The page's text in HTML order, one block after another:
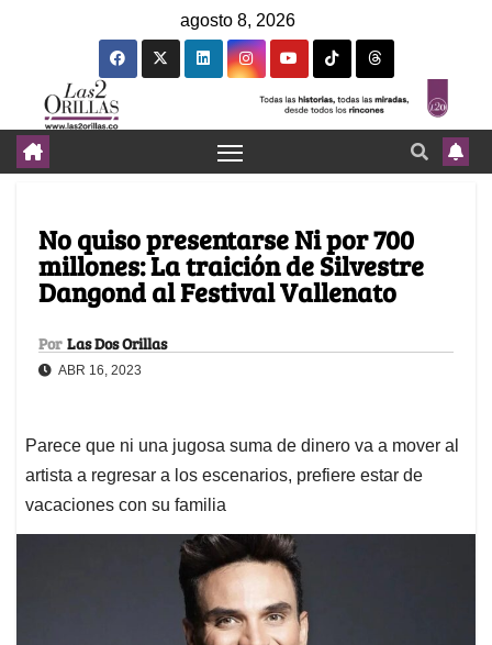
agosto 8, 2026
No quiso presentarse Ni por 700
millones: La traición de Silvestre
Dangond al Festival Vallenato
Por Las Dos Orillas
ABR 16, 2023
Parece que ni una jugosa suma de dinero va a mover al
artista a regresar a los escenarios, prefiere estar de
vacaciones con su familia